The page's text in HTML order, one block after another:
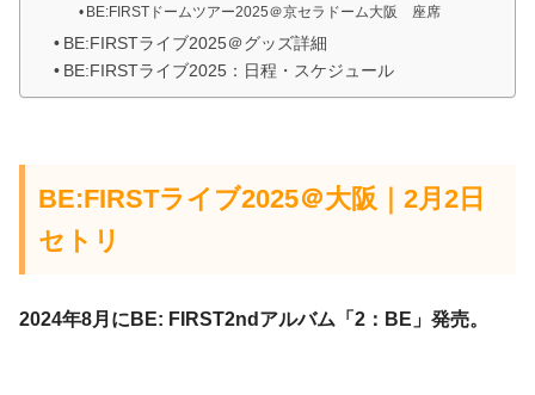
BE:FIRSTドームツアー2025＠京セラドーム大阪 座席
BE:FIRSTライブ2025＠グッズ詳細
BE:FIRSTライブ2025：日程・スケジュール
BE:FIRSTライブ2025＠大阪｜2月2日
セトリ
2024年8月にBE: FIRST2ndアルバム「2：BE」発売。